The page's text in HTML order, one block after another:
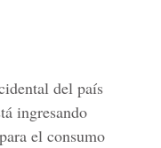
del país
ingresando
el consumo